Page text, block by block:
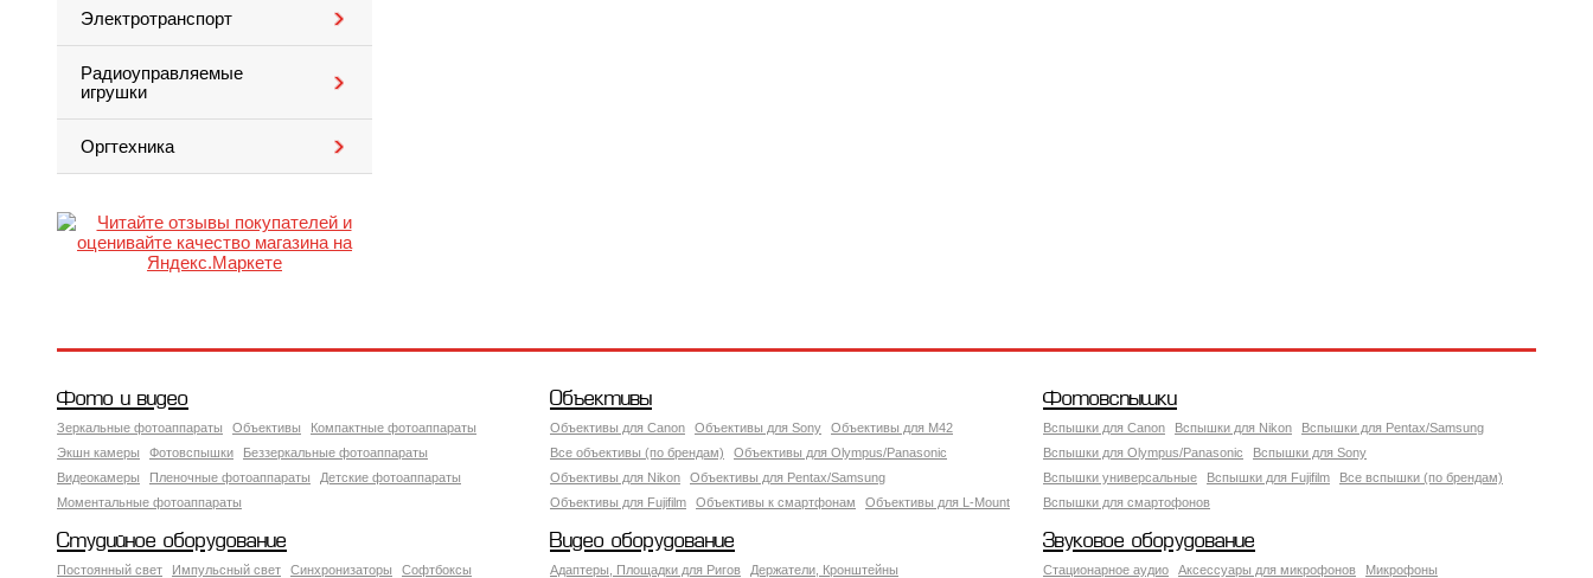
Электротранспорт
Радиоуправляемые
игрушки
Оргтехника
Фото и видео
Зеркальные фотоаппараты Объективы
Компактные фотоаппараты
Экшн камеры
Фотовспышки
Беззеркальные фотоаппараты
Видеокамеры
Пленочные фотоаппараты
Детские фотоаппараты
Моментальные фотоаппараты
Объективы
Объективы для Canon Объективы для Sony
Объективы для M42
Все объективы (по брендам)
Объективы для Olympus/Panasonic
Объективы для Nikon
Объективы для Pentax/Samsung
Объективы для Fujifilm
Объективы к смартфонам Объективы для L-Mount
Фотовспышки
Вспышки для Canon Вспышки для Nikon
Вспышки для Pentax/Samsung
Вспышки для Olympus/Panasonic
Вспышки для Sony
Вспышки универсальные
Вспышки для Fujifilm
Все вспышки (по брендам)
Вспышки для смартофонов
Студийное оборудование
Постоянный свет Импульсный свет Синхронизаторы
Софтбоксы
Видео оборудование
Адаптеры, Площадки для Ригов
Держатели, Кронштейны
Звуковое оборудование
Стационарное аудио Аксессуары для микрофонов
Микрофоны